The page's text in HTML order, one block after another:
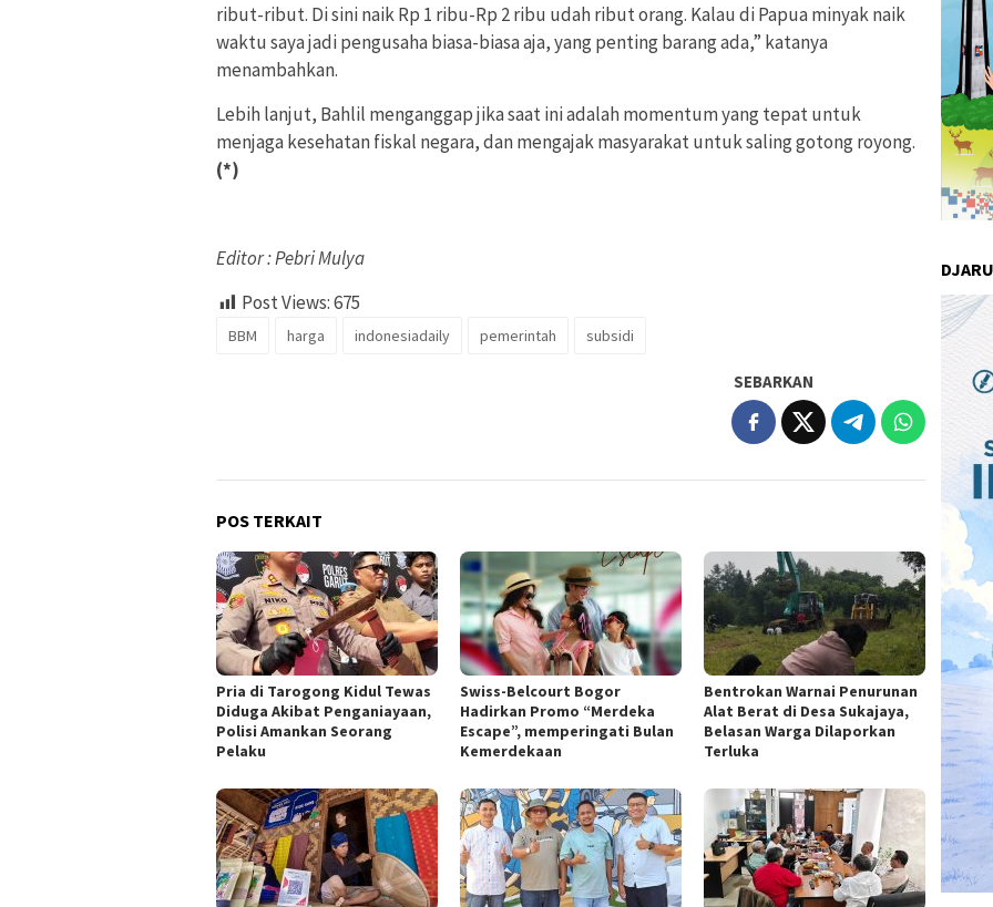
ribut-ribut. Di sini naik Rp 1 ribu-Rp 2 ribu udah ribut orang. Kalau di Papua minyak naik
waktu saya jadi pengusaha biasa-biasa aja, yang penting barang ada,” katanya
menambahkan.
Lebih lanjut, Bahlil menganggap jika saat ini adalah momentum yang tepat untuk
menjaga kesehatan fiskal negara, dan mengajak masyarakat untuk saling gotong royong.
(*)
Editor : Pebri Mulya
Post Views:675
BBM harga indonesiadaily pemerintah subsidi
SEBARKAN
POS TERKAIT
Pria di Tarogong Kidul Tewas
Diduga Akibat Penganiayaan,
Polisi Amankan Seorang
Pelaku
Swiss-Belcourt Bogor
Hadirkan Promo “Merdeka
Escape”, memperingati Bulan
Kemerdekaan
Bentrokan Warnai Penurunan
Alat Berat di Desa Sukajaya,
Belasan Warga Dilaporkan
Terluka